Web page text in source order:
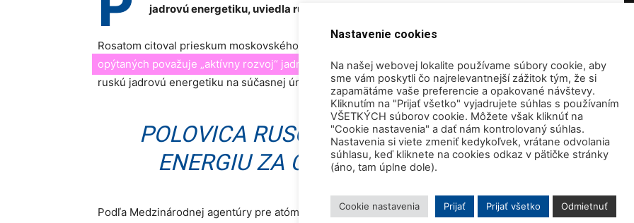
jadrovú energetiku, uviedla ruská štátna jadrová spoločnosť Rosatom.
Rosatom citoval prieskum moskovského štatistického centra Levada, podľa ktorého
opýtaných považuje „aktívny rozvoj“ jadrovej energetiky v Rusku za potrebný , alebo chce udržať
ruskú jadrovú energetiku na súčasnej úrovni.
POLOVICA RUSOV POVAŽUJE JADROVÚ
ENERGIU ZA ČISTÝ ZDROJ ENERGIE.
Podľa Medzinárodnej agentúry pre atómovú energiu ruská flotila 35 reaktorov v komerčnej
Nastavenie cookies
Na našej webovej lokalite používame súbory cookie, aby
sme vám poskytli čo najrelevantnejší zážitok tým, že si
zapamätáme vaše preferencie a opakované návštevy.
Kliknutím na "Prijať všetko" vyjadrujete súhlas s používaním
VŠETKÝCH súborov cookie. Môžete však kliknúť na
"Cookie nastavenia" a dať nám kontrolovaný súhlas.
Nastavenia si viete zmeniť kedykoľvek, vrátane odvolania
súhlasu, keď kliknete na cookies odkaz v pätičke stránky
(áno, tam úplne dole).
Cookie nastavenia Prijať Prijať všetko Odmietnuť